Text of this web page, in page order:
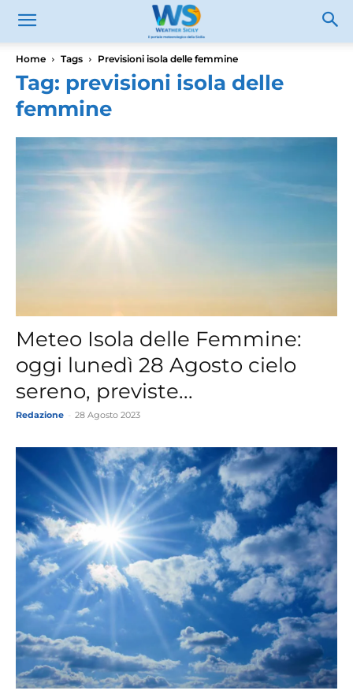
Home Tags Previsioni isola delle femmine
Tag: previsioni isola delle
femmine
Meteo Isola delle Femmine:
oggi lunedì 28 Agosto cielo
sereno, previste...
Redazione 28 Agosto 2023